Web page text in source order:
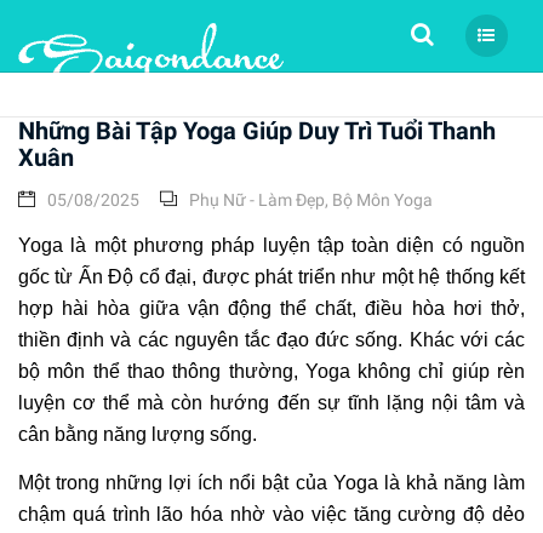
Tìm kiếm
Những Bài Tập Yoga Giúp Duy Trì Tuổi Thanh
Xuân
05/08/2025 Phụ Nữ - Làm Đẹp, Bộ Môn Yoga
Yoga là một phương pháp luyện tập toàn diện có nguồn
gốc từ Ấn Độ cổ đại, được phát triển như một hệ thống kết
hợp hài hòa giữa vận động thể chất, điều hòa hơi thở,
thiền định và các nguyên tắc đạo đức sống. Khác với các
bộ môn thể thao thông thường, Yoga không chỉ giúp rèn
luyện cơ thể mà còn hướng đến sự tĩnh lặng nội tâm và
cân bằng năng lượng sống.
Một trong những lợi ích nổi bật của Yoga là khả năng làm
chậm quá trình lão hóa nhờ vào việc tăng cường độ dẻo